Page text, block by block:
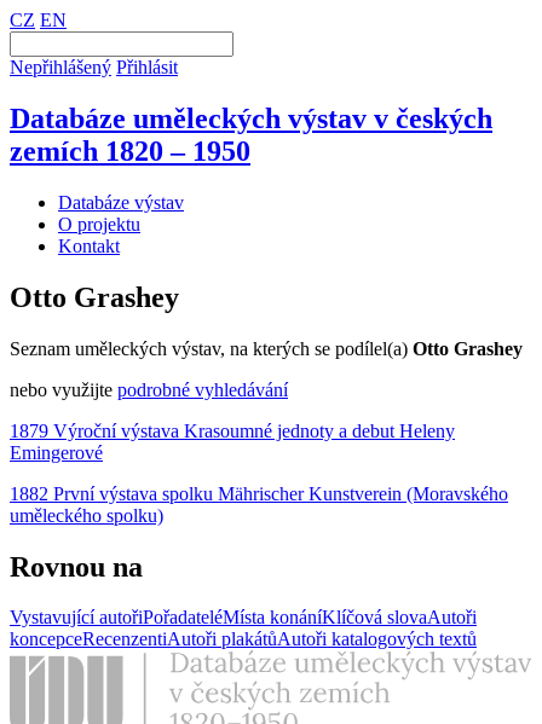
CZ EN
Nepřihlášený Přihlásit
Databáze uměleckých výstav v českých
zemích 1820 – 1950
Databáze výstav
O projektu
Kontakt
Otto Grashey
Seznam uměleckých výstav, na kterých se podílel(a) Otto Grashey
nebo využijte podrobné vyhledávání
1879 Výroční výstava Krasoumné jednoty a debut Heleny
Emingerové
1882 První výstava spolku Mährischer Kunstverein (Moravského
uměleckého spolku)
Rovnou na
Vystavující autořiPořadateléMísta konáníKlíčová slovaAutoři
koncepceRecenzentiAutoři plakátůAutoři katalogových textů